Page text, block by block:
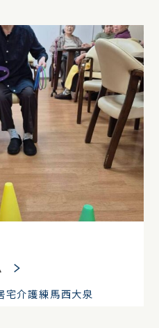
介護練馬西大泉